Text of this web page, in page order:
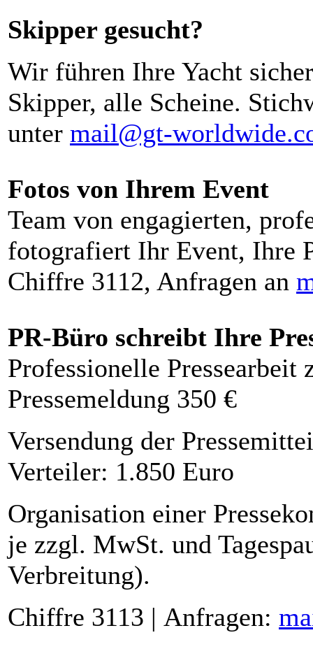
Skipper gesucht?
Wir führen Ihre Yacht
Skipper, alle Scheine.
unter mail@gt-
Fotos von Ihrem Event
Team von engagierten,
fotografiert Ihr Event, Ihre
Chiffre 3112, Anfragen an
PR-Büro schreibt Ihre
Professionelle Pressearbeit
Pressemeldung 350 €
Versendung der
Verteiler: 1.850 Euro
Organisation einer
je zzgl. MwSt. und
Verbreitung).
Chiffre 3113 | Anfragen: